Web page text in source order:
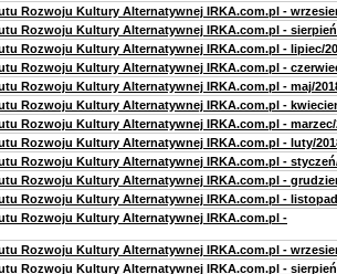
Rozwoju Kultury Alternatywnej IRKA.com.pl -
Rozwoju Kultury Alternatywnej IRKA.com.pl -
Rozwoju Kultury Alternatywnej IRKA.com.pl - lipiec/
Rozwoju Kultury Alternatywnej IRKA.com.pl -
Rozwoju Kultury Alternatywnej IRKA.com.pl - maj/
Rozwoju Kultury Alternatywnej IRKA.com.pl -
Rozwoju Kultury Alternatywnej IRKA.com.pl - marzec/
Rozwoju Kultury Alternatywnej IRKA.com.pl - luty/
Rozwoju Kultury Alternatywnej IRKA.com.pl -
Rozwoju Kultury Alternatywnej IRKA.com.pl -
Rozwoju Kultury Alternatywnej IRKA.com.pl -
Rozwoju Kultury Alternatywnej IRKA.com.pl -
Rozwoju Kultury Alternatywnej IRKA.com.pl -
Rozwoju Kultury Alternatywnej IRKA.com.pl -